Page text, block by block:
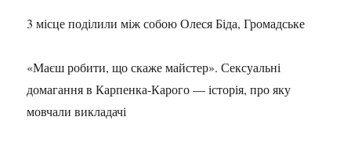
3 місце поділили між собою Олеся Біда, Громадське
«Маєш робити, що скаже майстер». Сексуальні
домагання в Карпенка-Карого — історія, про яку
мовчали викладачі